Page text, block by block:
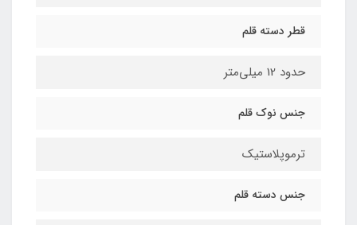
قطر دسته قلم
حدود 12 میلی‌متر
جنس نوک قلم
ترموپلاستیک
جنس دسته قلم